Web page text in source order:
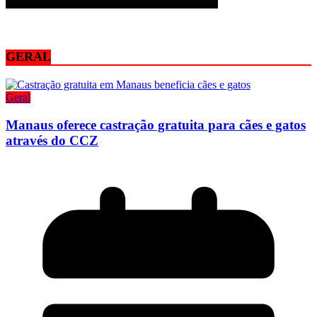
GERAL
Geral
Manaus oferece castração gratuita para cães e gatos
através do CCZ